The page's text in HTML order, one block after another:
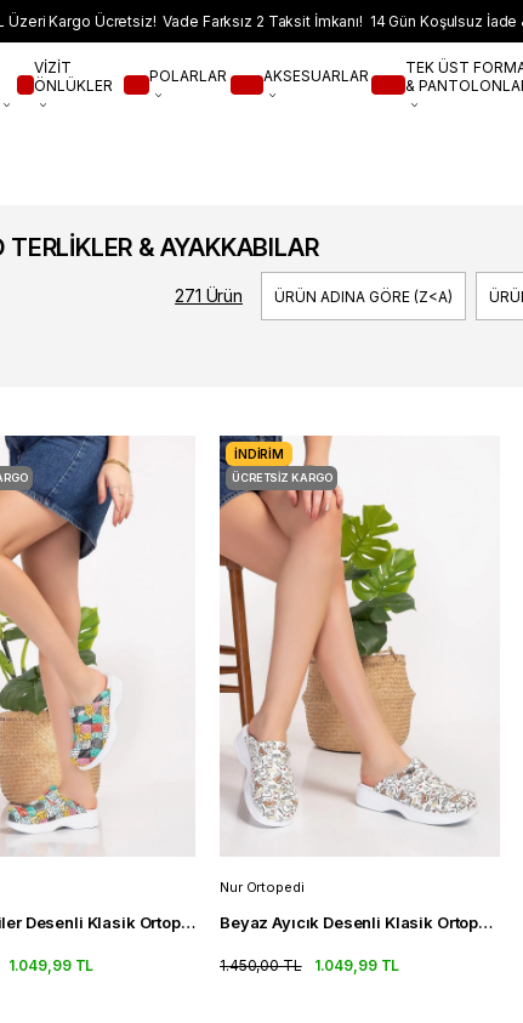
Üzeri Kargo Ücretsiz! Vade Farksız 2 Taksit İmkanı! 14 Gün Koşulsuz İade
VİZİT
ÖNLÜKLER
POLARLAR AKSESUARLAR
TEK ÜST
&
TERLİKLER & AYAKKABILAR
ÜRÜN ADINA GÖRE (Z<A)
271 Ürün
Renkli Kediler Desenli Klasik Ortopedik Sabo Terlik Doktor Terliği
1.049,99 TL
Nur Ortopedi
Beyaz Ayıcık Desenli Klasik Ortopedik Sabo Terlik Doktor Terliği
1.049,99 TL
1.450,00 TL
İNDIRIM
ÜCRETSIZ KARGO